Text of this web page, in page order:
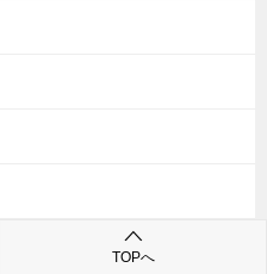
TOPへ